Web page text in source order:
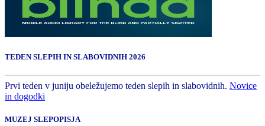
TEDEN SLEPIH IN SLABOVIDNIH 2026
Prvi teden v juniju obeležujemo teden slepih in slabovidnih. Novice
in dogodki
MUZEJ SLEPOPISJA